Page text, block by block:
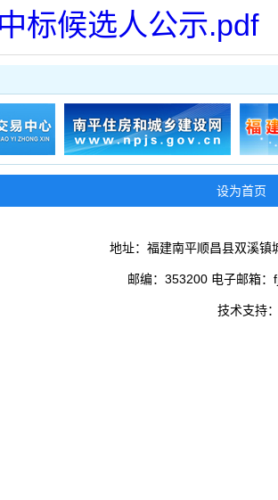
中标候选人公示.pdf
设为首页
地址：福建南平顺昌县双溪
邮编：353200 电子邮箱
技术支持